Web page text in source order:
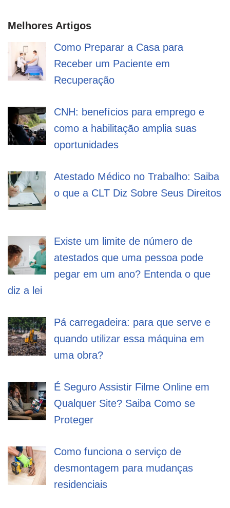
Melhores Artigos
Como Preparar a Casa para
Receber um Paciente em
Recuperação
CNH: benefícios para emprego e
como a habilitação amplia suas
oportunidades
Atestado Médico no Trabalho: Saiba
o que a CLT Diz Sobre Seus Direitos
Existe um limite de número de
atestados que uma pessoa pode
pegar em um ano? Entenda o que
diz a lei
Pá carregadeira: para que serve e
quando utilizar essa máquina em
uma obra?
É Seguro Assistir Filme Online em
Qualquer Site? Saiba Como se
Proteger
Como funciona o serviço de
desmontagem para mudanças
residenciais